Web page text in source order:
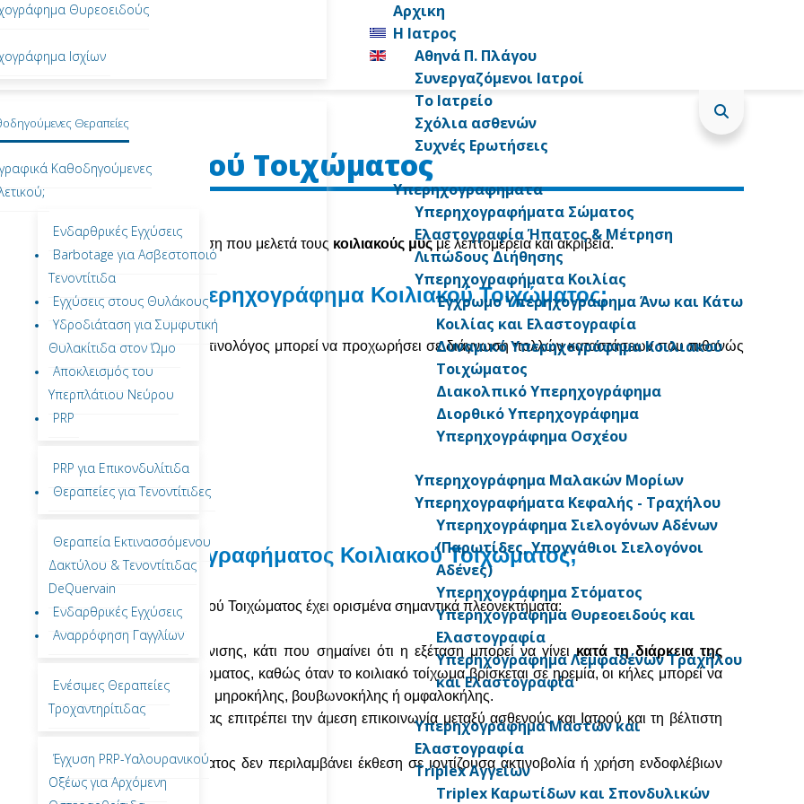
Θυρεοειδούς
Ισχίων
Θεραπείες
Καθοδηγούμενες
Ενδαρθρικές Εγχύσεις
Barbotage για Ασβεστοποιό
Τενοντίτιδα
Εγχύσεις στους Θυλάκους
Υδροδιάταση για Συμφυτική
Θυλακίτιδα στον Ώμο
Αποκλεισμός του
Υπερπλάτιου Νεύρου
PRP
PRP για Επικονδυλίτιδα
Θεραπείες για Τενοντίτιδες
Θεραπεία Εκτινασσόμενου
Δακτύλου & Τενοντίτιδας
DeQuervain
Ενδαρθρικές Εγχύσεις
Αναρρόφηση Γαγγλίων
Ενέσιμες Θεραπείες
Τροχαντηρίτιδας
Έγχυση PRP-Υαλουρανικού
Οξέως για Αρχόμενη
Αρχικη
Η Ιατρος
Αθηνά Π. Πλάγου
Συνεργαζόμενοι Ιατροί
Το Ιατρείο
Σχόλια ασθενών
Συχνές Ερωτήσεις
Υπερηχογραφηματα
Υπερηχογραφήματα Σώματος
Ελαστογραφία Ήπατος & Μέτρηση
Λιπώδους Διήθησης
Υπερηχογραφήματα Κοιλίας
Έγχρωμο Υπερηχογράφημα Άνω και Κάτω
Κοιλίας και Ελαστογραφία
Δυναμικό Υπερηχογράφημα Κοιλιακού
Τοιχώματος
Διακολπικό Υπερηχογράφημα
Διορθικό Υπερηχογράφημα
Υπερηχογράφημα Οσχέου
Υπερηχογράφημα Μαλακών Μορίων
Υπερηχογραφήματα Κεφαλής - Τραχήλου
Υπερηχογράφημα Σιελογόνων Αδένων
(Παρωτίδες, Υπογνάθιοι Σιελογόνοι
Αδένες)
Υπερηχογράφημα Στόματος
Υπερηχογράφημα Θυρεοειδούς και
Ελαστογραφία
Υπερηχογράφημα Λεμφαδένων Τραχήλου
και Ελαστογραφία
Υπερηχογράφημα Μαστών και
Ελαστογραφία
Triplex Αγγείων
Triplex Καρωτίδων και Σπονδυλικών
Κοιλιακού Τοιχώματος
μία εξειδικευμένη εξέταση που μελετά τους κοιλιακούς μυςμε λεπτομέρεια και ακρίβεια.
με το Υπερηχογράφημα Κοιλιακού Τοιχώματος;
εξειδικευμένος Ιατρός-Ακτινολόγος μπορεί να προχωρήσει σε διάγνωση πολλών καταστάσεων που πιθανώς
Υπερηχογραφήματος Κοιλιακού Τοιχώματος;
Υπερηχογράφημα Κοιλιακού Τοιχώματος έχει ορισμένα σημαντικά πλεονεκτήματα:
μία δυναμική μέθοδο απεικόνισης, κάτι που σημαίνει ότι η εξέταση μπορεί να γίνεικατά τη διάρκεια της
στη μελέτη του κοιλιακού τοιχώματος, καθώς όταν το κοιλιακό τοίχωμα βρίσκεται σε ηρεμία, οι κήλες μπορεί να
είναι δυνατή η διάγνωση μηροκήλης, βουβωνοκήλης ή ομφαλοκήλης.
φύση της υπερηχογραφίας επιτρέπει την άμεση επικοινωνία μεταξύ ασθενούς και Ιατρού και τη βέλτιστη
Κοιλιακού Τοιχώματος δεν περιλαμβάνει έκθεση σε ιοντίζουσα ακτινοβολία ή χρήση ενδοφλέβιων
όλους τους ασθενείς .